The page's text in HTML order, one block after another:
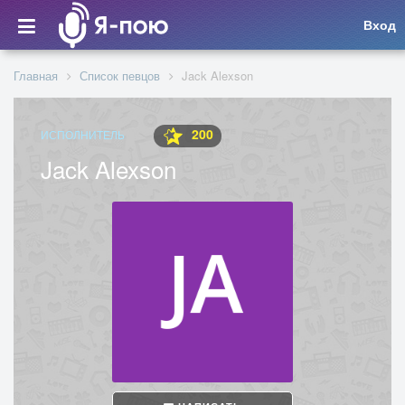
Вход
Главная Список певцов Jack Alexson
ИСПОЛНИТЕЛЬ 200
Jack Alexson